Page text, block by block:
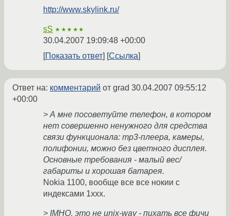
http://www.skylink.ru/
sS ★★★★★
30.04.2007 19:09:48 +00:00
Показать ответ
Ссылка
Ответ на: комментарий от grad 30.04.2007 09:55:12
+00:00
> А мне посоветуйте телефон, в котором
нет совершенно ненужного для средства
связи функционала: mp3-плеера, камеры,
полифонии, можно без цветного дисплея.
Основные требования - малый вес/
габариты и хорошая батарея.
Nokia 1100, вообще все все нокии с
индексами 1ххх.
> IMHO, это не unix-way - пихать все фичи